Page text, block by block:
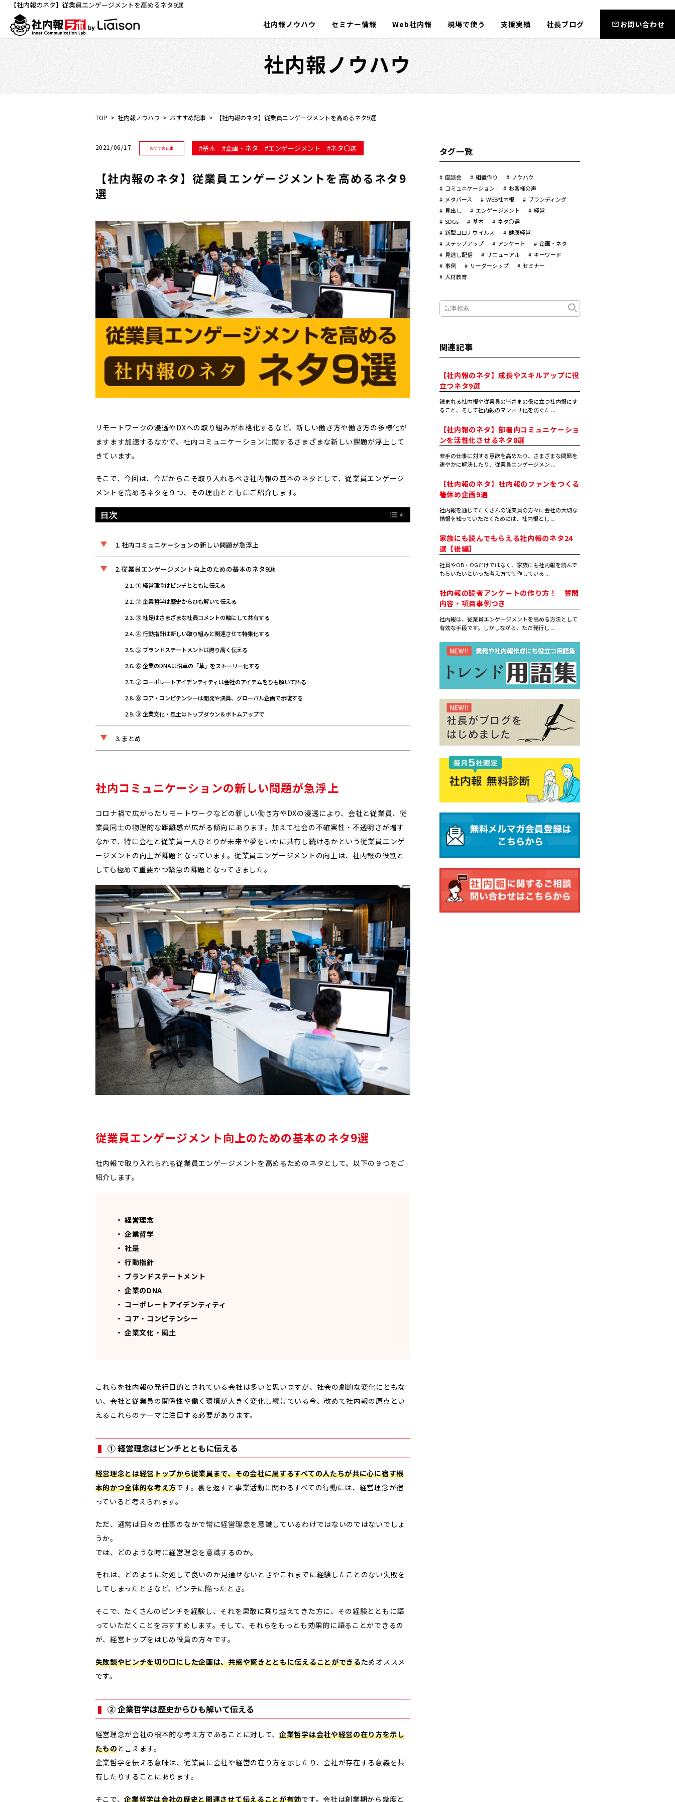
【社内報のネタ】従業員エンゲージメントを高めるネタ9選
社内報ノウハウ セミナー情報 Web社内報 現場で使う 支援実績 社長ブログ お問い合わせ
社内報ノウハウ
TOP 社内報ノウハウ おすすめ記事 【社内報のネタ】従業員エンゲージメントを高めるネタ9選
2021/06/17 おすすめ記事 基本 企画・ネタ エンゲージメント ネタ〇選
【社内報のネタ】従業員エンゲージメントを高めるネタ9
選
リモートワークの浸透やDXへの取り組みが本格化するなど、新しい働き方や働き方の多様化が
ますます加速するなかで、社内コミュニケーションに関するさまざまな新しい課題が浮上して
きています。
そこで、今回は、今だからこそ取り入れるべき社内報の基本のネタとして、従業員エンゲージ
メントを高めるネタを９つ、その理由とともにご紹介します。
目次
社内コミュニケーションの新しい問題が急浮上
従業員エンゲージメント向上のための基本のネタ9選
① 経営理念はピンチとともに伝える
② 企業哲学は歴史からひも解いて伝える
③ 社是はさまざまな社員コメントの軸にして共有する
④ 行動指針は新しい取り組みと関連させて特集化する
⑤ ブランドステートメントは誇り高く伝える
⑥ 企業のDNAは沿革の「革」をストーリー化する
⑦ コーポレートアイデンティティは会社のアイテムをひも解いて語る
⑧ コア・コンピテンシーは開発や決算、グローバル企画で示唆する
⑨ 企業文化・風土はトップダウン＆ボトムアップで
まとめ
社内コミュニケーションの新しい問題が急浮上
コロナ禍で広がったリモートワークなどの新しい働き方やDXの浸透により、会社と従業員、従
業員同士の物理的な距離感が広がる傾向にあります。加えて社会の不確実性・不透明さが増す
なかで、特に会社と従業員一人ひとりが未来や夢をいかに共有し続けるかという従業員エンゲ
ージメントの向上が課題となっています。従業員エンゲージメントの向上は、社内報の役割と
しても極めて重要かつ緊急の課題となってきました。
従業員エンゲージメント向上のための基本のネタ9選
社内報で取り入れられる従業員エンゲージメントを高めるためのネタとして、以下の９つをご
紹介します。
・ 経営理念
・ 企業哲学
・ 社是
・ 行動指針
・ ブランドステートメント
・ 企業のDNA
・ コーポレートアイデンティティ
・ コア・コンピテンシー
・ 企業文化・風土
これらを社内報の発行目的とされている会社は多いと思いますが、社会の劇的な変化にともな
い、会社と従業員の関係性や働く環境が大きく変化し続けている今、改めて社内報の原点とい
えるこれらのテーマに注目する必要があります。
① 経営理念はピンチとともに伝える
経営理念とは経営トップから従業員まで、その会社に属するすべての人たちが共に心に宿す根
本的かつ全体的な考え方です。裏を返すと事業活動に関わるすべての行動には、経営理念が宿
っていると考えられます。
ただ、通常は日々の仕事のなかで常に経営理念を意識しているわけではないのではないでしょ
うか。
では、どのような時に経営理念を意識するのか。
それは、どのように対処して良いのか見通せないときやこれまでに経験したことのない失敗を
してしまったときなど、ピンチに陥ったとき。
そこで、たくさんのピンチを経験し、それを果敢に乗り越えてきた方に、その経験とともに語
っていただくことをおすすめします。そして、それらをもっとも効果的に語ることができるの
が、経営トップをはじめ役員の方々です。
失敗談やピンチを切り口にした企画は、共感や驚きとともに伝えることができるためオススメ
です。
② 企業哲学は歴史からひも解いて伝える
経営理念が会社の根本的な考え方であることに対して、 企業哲学は会社や経営の在り方を示し
たものと言えます。
企業哲学を伝える意味は、従業員に会社や経営の在り方を示したり、会社が存在する意義を共
有したりすることにあります。
そこで、企業哲学は会社の歴史と関連させて伝えることが有効です。会社は創業期から幾度と
タグ一覧
座談会 組織作り
ノウハウ
コミュニケーション
お客様の声
メタバース
WEB社内報
ブランディング
見出し
エンゲージメント
経営
SDGs
基本
ネタ〇選
新型コロナウイルス
健康経営
ステップアップ
アンケート
企画・ネタ
見逃し配信
リニューアル
キーワード
事例
リーダーシップ
セミナー
人材教育
関連記事
【社内報のネタ】成長やスキルアップに役
立つネタ9選
読まれる社内報や従業員の皆さまの役に立つ社内報にす
ること、そして社内報のマンネリ化を防ぐた ...
【社内報のネタ】部署内コミュニケーショ
ンを活性化させるネタ8選
若手の仕事に対する意欲を高めたり、さまざまな問題を
速やかに解決したり、従業員エンゲージメン ...
【社内報のネタ】社内報のファンをつくる
箸休め企画9選
社内報を通じてたくさんの従業員の方々に会社の大切な
情報を知っていただくためには、社内報とし ...
家族にも読んでもらえる社内報のネタ24
選【後編】
社員やOB・OGだけではなく、家族にも社内報を読んで
もらいたいといった考え方で制作している ...
社内報の読者アンケートの作り方！ 質問
内容・項目事例つき
社内報は、従業員エンゲージメントを高める方法として
有効な手段です。しかしながら、ただ発行し ...